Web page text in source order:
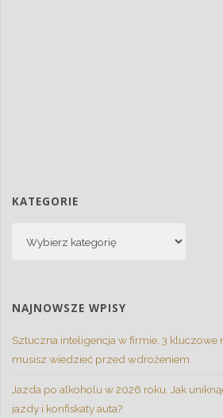
KATEGORIE
NAJNOWSZE WPISY
Sztuczna inteligencja w firmie. 3 kluczowe
musisz wiedzieć przed wdrożeniem
Jazda po alkoholu w 2026 roku. Jak
jazdy i konfiskaty auta?